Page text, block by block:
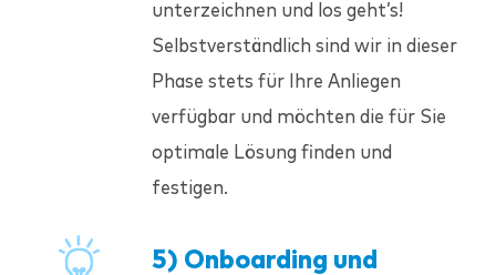
unterzeichnen und los geht’s!
Selbstverständlich sind wir in dieser
Phase stets für Ihre Anliegen
verfügbar und möchten die für Sie
optimale Lösung finden und
festigen.
5) Onboarding und